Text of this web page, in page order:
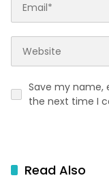
Save my name,
the next time I
Read Also